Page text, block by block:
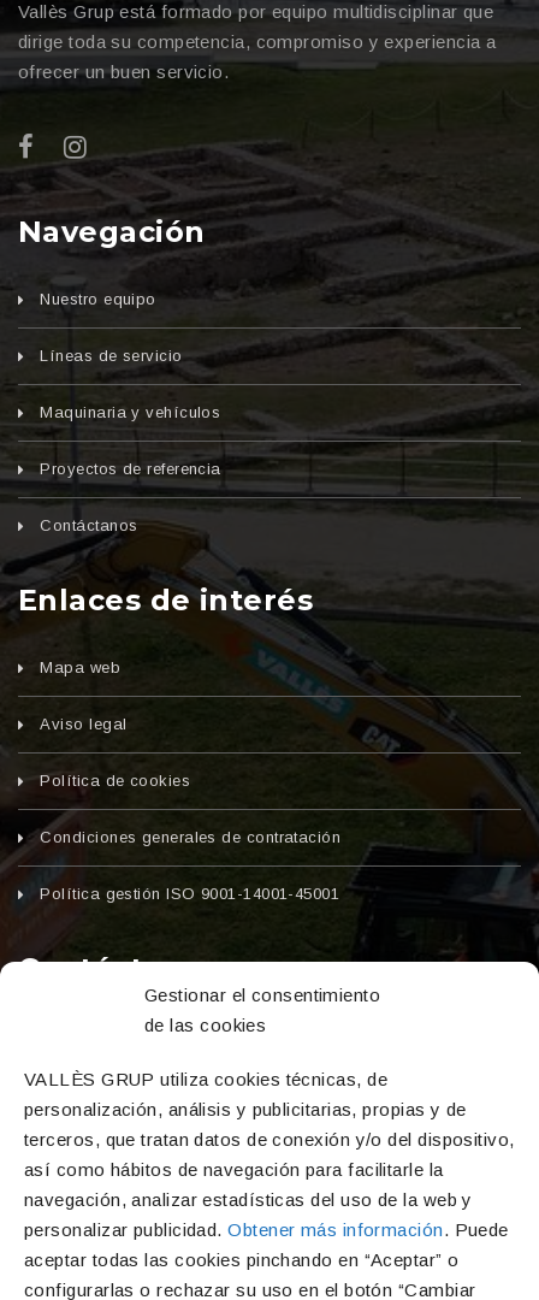
Gestionar el consentimiento
de las cookies
VALLÈS GRUP utiliza cookies técnicas, de
personalización, análisis y publicitarias, propias y de
terceros, que tratan datos de conexión y/o del dispositivo,
así como hábitos de navegación para facilitarle la
navegación, analizar estadísticas del uso de la web y
personalizar publicidad.Obtener más información. Puede
aceptar todas las cookies pinchando en “Aceptar” o
configurarlas o rechazar su uso en el botón “Cambiar
Vallès Grup está formado por equipo multidisciplinar que
dirige toda su competencia, compromiso y experiencia a
ofrecer un buen servicio.
Navegación
Nuestro equipo
Líneas de servicio
Maquinaria y vehículos
Proyectos de referencia
Contáctanos
Enlaces de interés
Mapa web
Aviso legal
Política de cookies
Condiciones generales de contratación
Política gestión ISO 9001-14001-45001
Contáctanos
Dirección
C/ Major, 2 – Calafell pueblo (Calafell, Tarragona,
Teléfono
977 69 16 54
Correo electrónico
info@vallesgrup.com